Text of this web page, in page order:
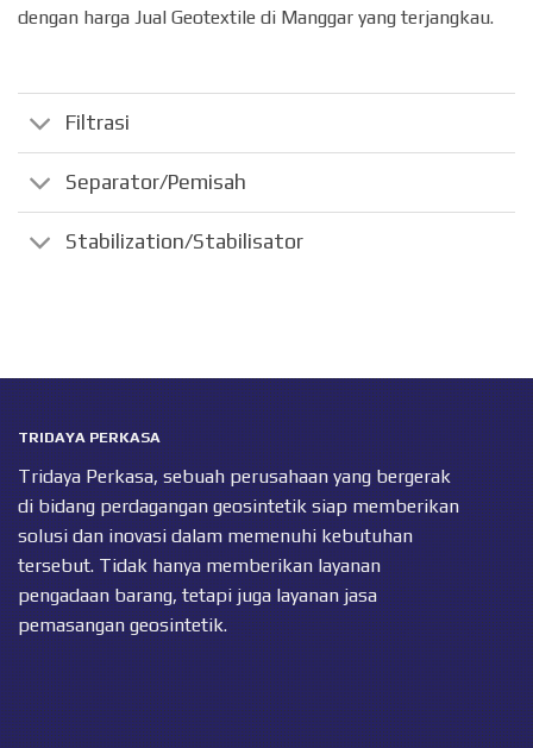
dengan harga Jual Geotextile di Manggar yang terjangkau.
Filtrasi
Separator/Pemisah
Stabilization/Stabilisator
TRIDAYA PERKASA
Tridaya Perkasa, sebuah perusahaan yang bergerak
di bidang perdagangan geosintetik siap memberikan
solusi dan inovasi dalam memenuhi kebutuhan
tersebut. Tidak hanya memberikan layanan
pengadaan barang, tetapi juga layanan jasa
pemasangan geosintetik.